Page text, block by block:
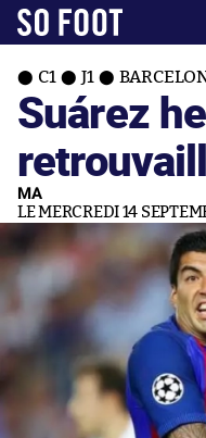
C1 J1
Suárez
MA
LE MERCREDI 14